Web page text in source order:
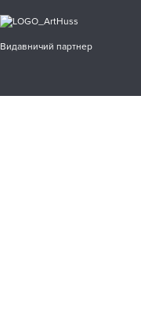
Видавничий партнер